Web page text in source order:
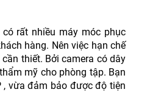
rất nhiều máy móc phục
hàng. Nên việc hạn chế
thiết. Bởi camera có dây
mỹ cho phòng tập. Bạn
, vừa đảm bảo được độ tiện